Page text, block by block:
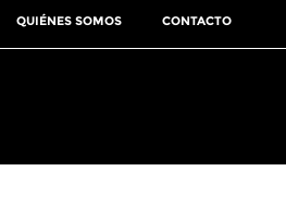
QUIÉNES SOMOS
CONTACTO